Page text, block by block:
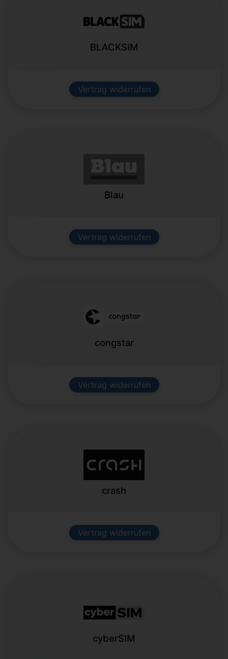
BLACKSIM
Vertrag widerrufen
Blau
Vertrag widerrufen
congstar
Vertrag widerrufen
crash
Vertrag widerrufen
cyberSIM